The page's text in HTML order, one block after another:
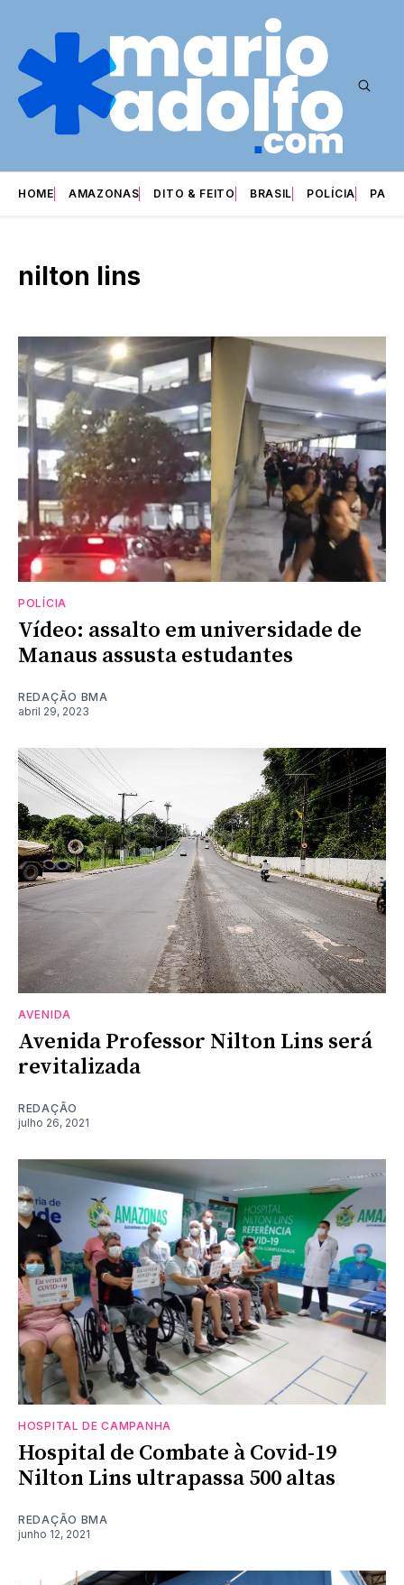
HOME AMAZONAS DITO & FEITO BRASIL POLÍCIA
nilton lins
POLÍCIA
Vídeo: assalto em universidade de
Manaus assusta estudantes
REDAÇÃO BMA
abril 29, 2023
AVENIDA
Avenida Professor Nilton Lins será
revitalizada
REDAÇÃO
julho 26, 2021
HOSPITAL DE CAMPANHA
Hospital de Combate à Covid-19
Nilton Lins ultrapassa 500 altas
REDAÇÃO BMA
junho 12, 2021